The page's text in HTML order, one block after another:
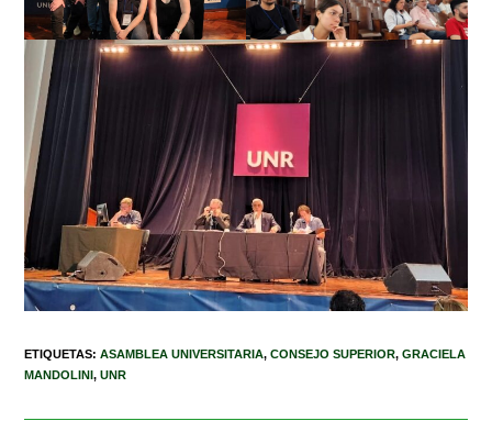
ETIQUETAS:ASAMBLEA UNIVERSITARIA, CONSEJO SUPERIOR, GRACIELA
MANDOLINI, UNR